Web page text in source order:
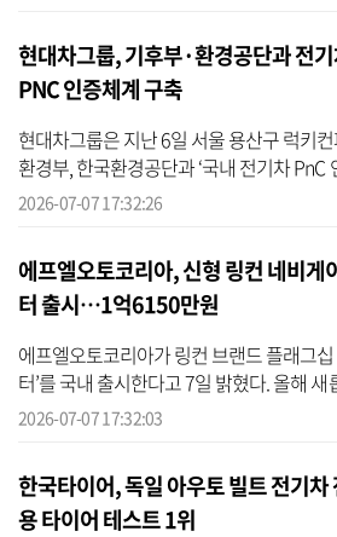
현대차그룹, 기후부·환경공단과 전
PNC 인증체계 구축
현대차그룹은 지난 6일 서울 용산구 럭키
환경부, 한국환경공단과 ‘국내 전기차 PnC
무협약(MoU)’을 체결하고 PnC 인증 기술
2026-07-07 17:32:26
에프엘오토코리아, 신형 링컨 네비게
터 출시…1억6150만원
에프엘오토코리아가 링컨 브랜드 플래그십
터’를 국내 출시한다고 7일 밝혔다. 올해
네비게이터 블랙 레이블은 5세대 완전변경
2026-07-07 17:32:03
한국타이어, 독일 아우토 빌트 전기차
용 타이어 테스트 1위